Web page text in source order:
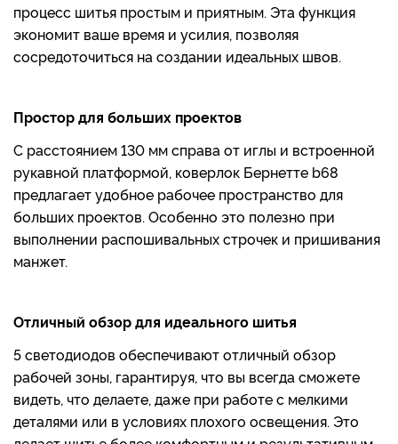
процесс шитья простым и приятным. Эта функция
экономит ваше время и усилия, позволяя
сосредоточиться на создании идеальных швов.
Простор для больших проектов
С расстоянием 130 мм справа от иглы и встроенной
рукавной платформой, коверлок Бернетте b68
предлагает удобное рабочее пространство для
больших проектов. Особенно это полезно при
выполнении распошивальных строчек и пришивания
манжет.
Отличный обзор для идеального шитья
5 светодиодов обеспечивают отличный обзор
рабочей зоны, гарантируя, что вы всегда сможете
видеть, что делаете, даже при работе с мелкими
деталями или в условиях плохого освещения. Это